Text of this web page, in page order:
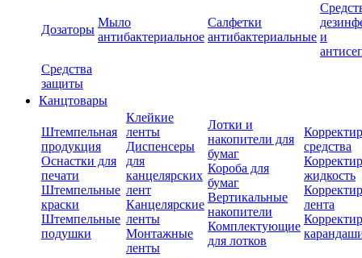
Дозаторы
Мыло
антибактериальное
Салфетки
антибактериальные и
Средства
защиты
Канцтовары
Штемпельная
продукция
Оснастки для
печати
Штемпельные
краски
Штемпельные
подушки
Клейкие
ленты
Диспенсеры
для
канцелярских
лент
Канцелярские
ленты
Монтажные
ленты
Лотки и
накопители для
бумаг
Короба для
бумаг
Вертикальные
накопители
Комплектующие
для лотков
средства
жидкость
лента